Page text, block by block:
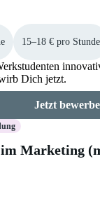
15–18 € pro Stunde
Dich jetzt.
Jetzt
Marketing